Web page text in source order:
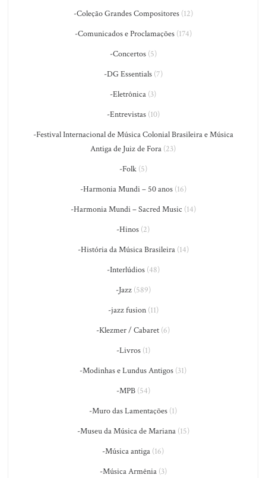
-Coleção Grandes Compositores(12)
-Comunicados e Proclamações(174)
-Concertos(5)
-DG Essentials(7)
-Eletrônica (3)
-Entrevistas(10)
-Festival Internacional de Música Colonial Brasileira e Música
Antiga de Juiz de Fora (23)
-Folk(5)
-Harmonia Mundi – 50 anos(16)
-Harmonia Mundi – Sacred Music (14)
-Hinos (2)
-História da Música Brasileira(14)
-Interlúdios(48)
-Jazz(589)
-jazz fusion(11)
-Klezmer / Cabaret (6)
-Livros(1)
-Modinhas e Lundus Antigos (31)
-MPB(54)
-Muro das Lamentações (1)
-Museu da Música de Mariana(15)
-Música antiga (16)
-Música Armênia(3)